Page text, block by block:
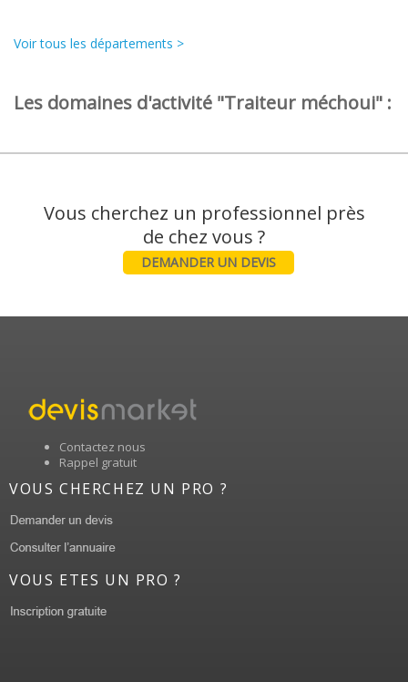
Voir tous les départements >
Les domaines d'activité "Traiteur méchoui" :
Vous cherchez un professionnel près
DEMANDER UN DEVIS
Contactez nous
Rappel gratuit
VOUS CHERCHEZ UN PRO ?
VOUS ETES UN PRO ?